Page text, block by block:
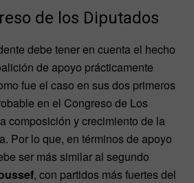
de los Diputados
debe tener en cuenta el hecho
de apoyo prácticamente
fue el caso en sus dos primeros
en el Congreso de Los
composición y crecimiento de la
Por lo que, en términos de apoyo
ser más similar al segundo
, con partidos más fuertes del